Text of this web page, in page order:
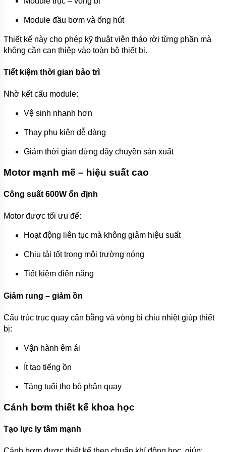
Module đầu bơm và ống hút
Thiết kế này cho phép kỹ thuật viên tháo rời từng phần mà
không cần can thiệp vào toàn bộ thiết bị.
Tiết kiệm thời gian bảo trì
Nhờ kết cấu module:
Vệ sinh nhanh hơn
Thay phụ kiện dễ dàng
Giảm thời gian dừng dây chuyền sản xuất
Motor mạnh mẽ – hiệu suất cao
Công suất 600W ổn định
Motor được tối ưu để:
Hoạt động liên tục mà không giảm hiệu suất
Chịu tải tốt trong môi trường nóng
Tiết kiệm điện năng
Giảm rung – giảm ồn
Cấu trúc trục quay cân bằng và vòng bi chịu nhiệt giúp thiết
bị:
Vận hành êm ái
Ít tạo tiếng ồn
Tăng tuổi thọ bộ phận quay
Cánh bơm thiết kế khoa học
Tạo lực ly tâm mạnh